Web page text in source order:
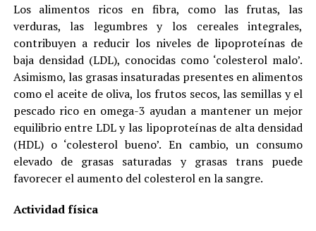
Los alimentos ricos en fibra, como las frutas, las
verduras, las legumbres y los cereales integrales,
contribuyen a reducir los niveles de lipoproteínas de
baja densidad (LDL), conocidas como ‘colesterol malo’.
Asimismo, las grasas insaturadas presentes en alimentos
como el aceite de oliva, los frutos secos, las semillas y el
pescado rico en omega-3 ayudan a mantener un mejor
equilibrio entre LDL y las lipoproteínas de alta densidad
(HDL) o ‘colesterol bueno’. En cambio, un consumo
elevado de grasas saturadas y grasas trans puede
favorecer el aumento del colesterol en la sangre.
Actividad física